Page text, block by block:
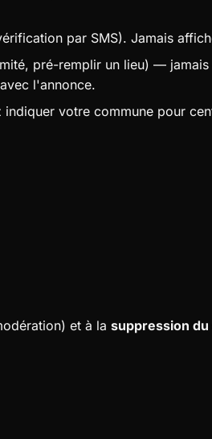
par SMS). Jamais
pré-remplir un lieu) —
l'annonce.
votre commune pour
et à la suppression du